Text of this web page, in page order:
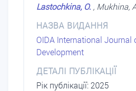
Lastochkina, O. , Mukhina,
НАЗВА ВИДАННЯ
OIDA International Journal
Development
ДЕТАЛІ ПУБЛІКАЦІЇ
Рік публікації: 2025